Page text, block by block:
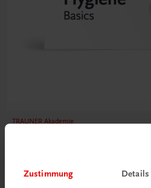
Zustimmung Details
TRAUNER Akademie
Hygiene leicht gemacht – sicher,
€ 29,50